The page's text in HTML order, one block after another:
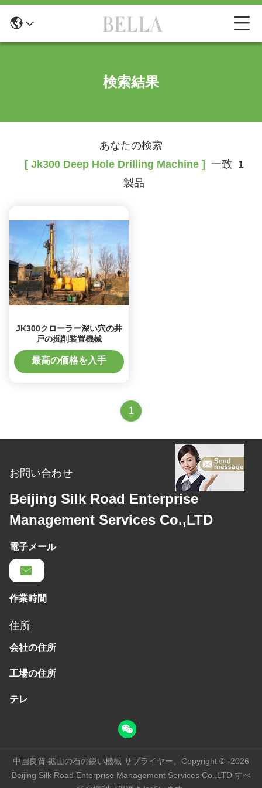
検索結果
あなたの検索
[ Jk300 Deep Hole Drilling Machine ]
一致 1
製品
JK300クローラー深い穴の井
戸の掘削装置機械
最高の価格を入手
1
お問い合わせ
Beijing Silk Road Enterprise
Management Services Co.,LTD
電子メール
作業時間
住所
会社の住所
工場の住所
テレ
中国良質 鉱山の石の鋭い機械 サプライヤー。Copyright © -2026
Beijing Silk Road Enterprise Management Services Co.,LTD すべ